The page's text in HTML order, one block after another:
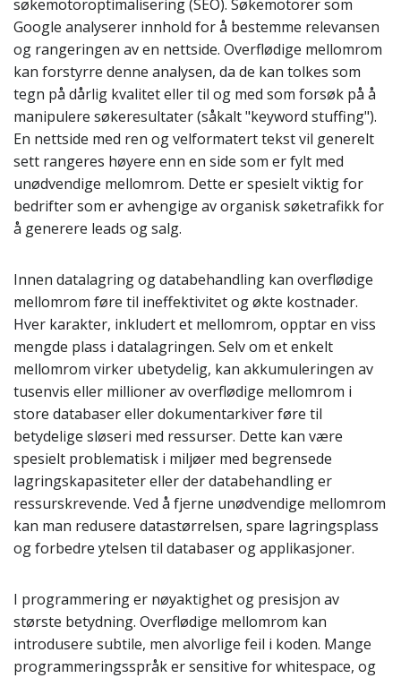
søkemotoroptimalisering (SEO). Søkemotorer som
Google analyserer innhold for å bestemme relevansen
og rangeringen av en nettside. Overflødige mellomrom
kan forstyrre denne analysen, da de kan tolkes som
tegn på dårlig kvalitet eller til og med som forsøk på å
manipulere søkeresultater (såkalt "keyword stuffing").
En nettside med ren og velformatert tekst vil generelt
sett rangeres høyere enn en side som er fylt med
unødvendige mellomrom. Dette er spesielt viktig for
bedrifter som er avhengige av organisk søketrafikk for
å generere leads og salg.
Innen datalagring og databehandling kan overflødige
mellomrom føre til ineffektivitet og økte kostnader.
Hver karakter, inkludert et mellomrom, opptar en viss
mengde plass i datalagringen. Selv om et enkelt
mellomrom virker ubetydelig, kan akkumuleringen av
tusenvis eller millioner av overflødige mellomrom i
store databaser eller dokumentarkiver føre til
betydelige sløseri med ressurser. Dette kan være
spesielt problematisk i miljøer med begrensede
lagringskapasiteter eller der databehandling er
ressurskrevende. Ved å fjerne unødvendige mellomrom
kan man redusere datastørrelsen, spare lagringsplass
og forbedre ytelsen til databaser og applikasjoner.
I programmering er nøyaktighet og presisjon av
største betydning. Overflødige mellomrom kan
introdusere subtile, men alvorlige feil i koden. Mange
programmeringsspråk er sensitive for whitespace, og